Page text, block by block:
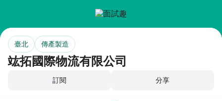
竑拓國際物流有限公司
臺北 傳產製造
訂閱 分享